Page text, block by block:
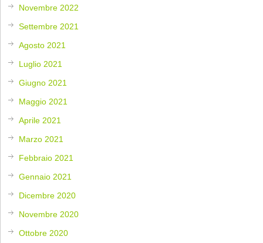
Novembre 2022
Settembre 2021
Agosto 2021
Luglio 2021
Giugno 2021
Maggio 2021
Aprile 2021
Marzo 2021
Febbraio 2021
Gennaio 2021
Dicembre 2020
Novembre 2020
Ottobre 2020